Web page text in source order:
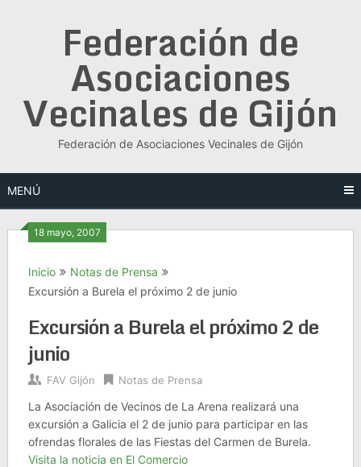
Federación de
Asociaciones
Vecinales de Gijón
Federación de Asociaciones Vecinales de Gijón
MENÚ
18 mayo, 2007
Inicio
Notas de Prensa
Excursión a Burela el próximo 2 de junio
Excursión a Burela el próximo 2 de
junio
FAV Gijón Notas de Prensa
La Asociación de Vecinos de La Arena realizará una
excursión a Galicia el 2 de junio para participar en las
ofrendas florales de las Fiestas del Carmen de Burela.
Visita la noticia en El Comercio